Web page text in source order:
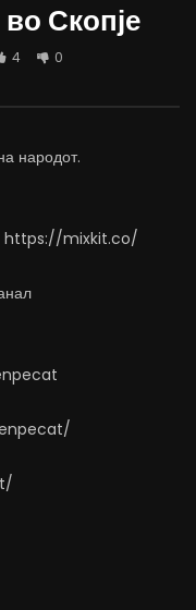
Министерство за
Скопје
4 0
народот.
https://mixkit.co/